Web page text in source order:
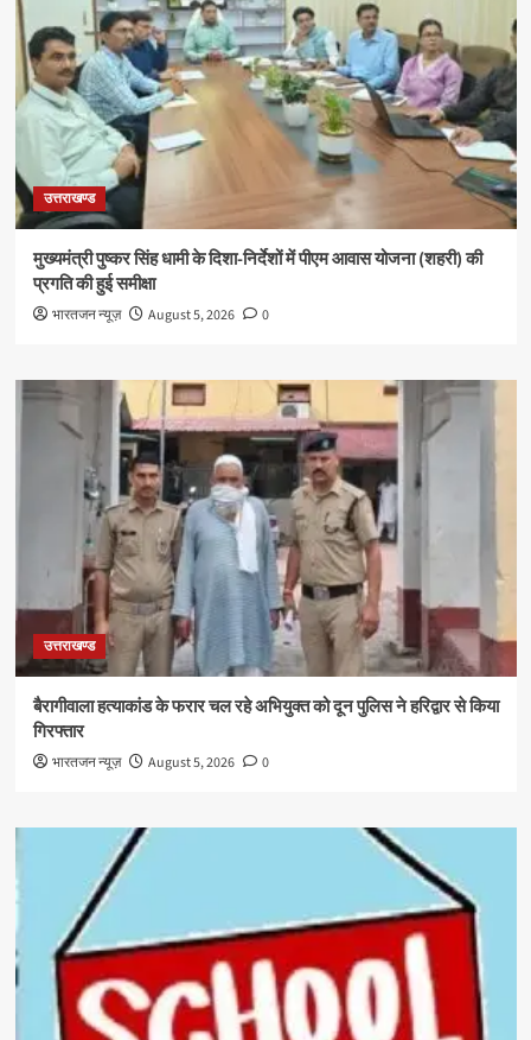
उत्तराखण्ड
मुख्यमंत्री पुष्कर सिंह धामी के दिशा-निर्देशों में पीएम आवास योजना (शहरी) की
प्रगति की हुई समीक्षा
भारतजन न्यूज़ August 5, 2026 0
उत्तराखण्ड
बैरागीवाला हत्याकांड के फरार चल रहे अभियुक्त को दून पुलिस ने हरिद्वार से किया
गिरफ्तार
भारतजन न्यूज़ August 5, 2026 0